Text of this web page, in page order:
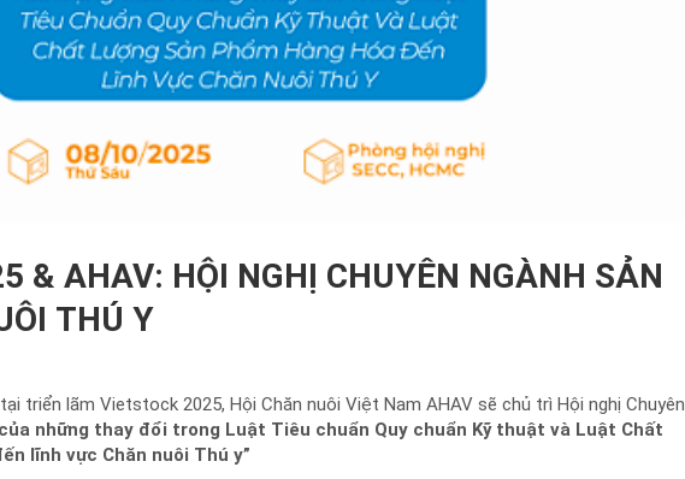
& AHAV: HỘI NGHỊ CHUYÊN NGÀNH SẢN
THÚ Y
triển lãm Vietstock 2025, Hội Chăn nuôi Việt Nam AHAV sẽ chủ trì Hội nghị Chuyên
những thay đổi trong Luật Tiêu chuẩn Quy chuẩn Kỹ thuật và Luật Chất
lĩnh vực Chăn nuôi Thú y”